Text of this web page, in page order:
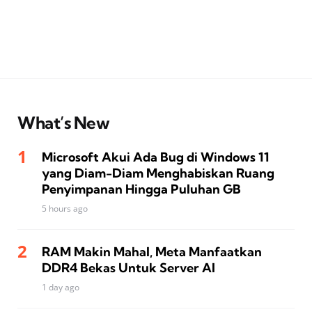
What’s New
Microsoft Akui Ada Bug di Windows 11
yang Diam-Diam Menghabiskan Ruang
Penyimpanan Hingga Puluhan GB
5 hours ago
RAM Makin Mahal, Meta Manfaatkan
DDR4 Bekas Untuk Server AI
1 day ago